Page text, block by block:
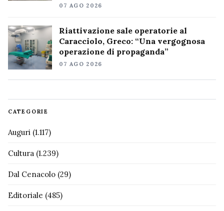
07 AGO 2026
Riattivazione sale operatorie al
Caracciolo, Greco: “Una vergognosa
operazione di propaganda”
07 AGO 2026
CATEGORIE
Auguri (1.117)
Cultura (1.239)
Dal Cenacolo (29)
Editoriale (485)